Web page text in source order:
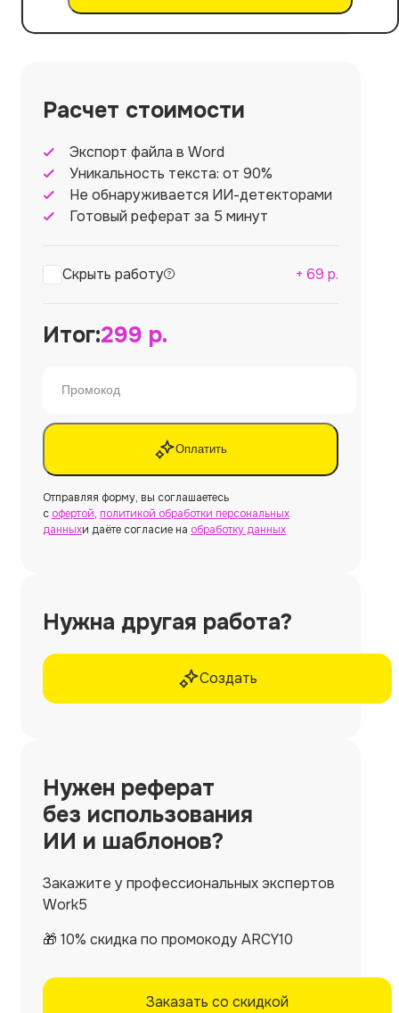
Расчет стоимости
Экспорт файла в Word
Уникальность текста: от 90%
Не обнаруживается ИИ-детекторами
Готовый реферат за 5 минут
Скрыть работу + 69 р.
Итог:299 р.
Оплатить
Отправляя форму, вы соглашаетесь
с офертой, политикой обработки персональных
данныхи даёте согласие на обработку данных
Нужна другая работа?
Создать
Нужен реферат
без использования
ИИ и шаблонов?
Закажите у профессиональных экспертов
Work5
🎁 10% скидка по промокоду ARCY10
Заказать со скидкой